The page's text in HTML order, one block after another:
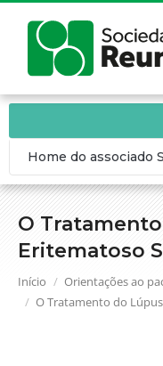
O
Eritematoso
Você está aqui:
Início
Orientações ao
O Tratamento do
Home do associado